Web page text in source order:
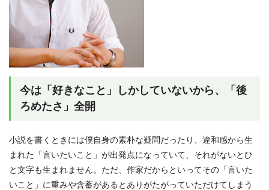
今は「好きなこと」しかしていないから、「後
ろめたさ」全開
小説を書くときには僕自身の素朴な疑問だったり、違和感から生
まれた「言いたいこと」が出発点になっていて、それがないとひ
と文字も生まれません。ただ、作家だからといってその「言いた
いこと」に重みや含蓄があるとありがたがっていただけてしまう